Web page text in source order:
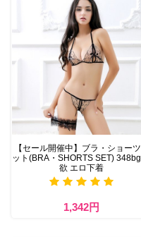
【セール開催中】ブラ・ショー
ット(BRA・SHORTS SET)
欲 エロ下着
1,342円